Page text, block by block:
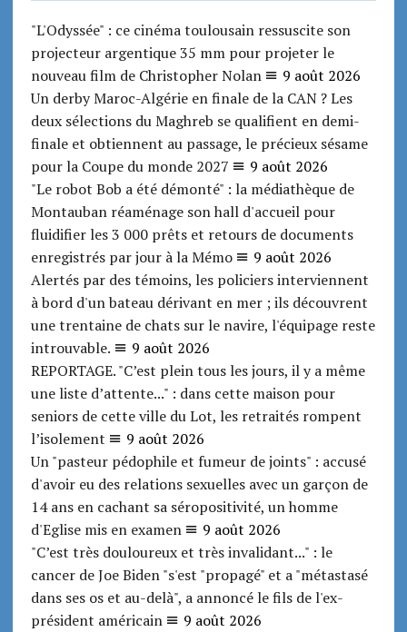
"L'Odyssée" : ce cinéma toulousain ressuscite son
projecteur argentique 35 mm pour projeter le
nouveau film de Christopher Nolan
9 août 2026
Un derby Maroc-Algérie en finale de la CAN ? Les
deux sélections du Maghreb se qualifient en demi-
finale et obtiennent au passage, le précieux sésame
pour la Coupe du monde 2027
9 août 2026
"Le robot Bob a été démonté" : la médiathèque de
Montauban réaménage son hall d'accueil pour
fluidifier les 3 000 prêts et retours de documents
enregistrés par jour à la Mémo
9 août 2026
Alertés par des témoins, les policiers interviennent
à bord d'un bateau dérivant en mer ; ils découvrent
une trentaine de chats sur le navire, l'équipage reste
introuvable.
9 août 2026
REPORTAGE. "C’est plein tous les jours, il y a même
une liste d’attente..." : dans cette maison pour
seniors de cette ville du Lot, les retraités rompent
l’isolement
9 août 2026
Un "pasteur pédophile et fumeur de joints" : accusé
d'avoir eu des relations sexuelles avec un garçon de
14 ans en cachant sa séropositivité, un homme
d'Eglise mis en examen
9 août 2026
"C’est très douloureux et très invalidant..." : le
cancer de Joe Biden "s'est "propagé" et a "métastasé
dans ses os et au-delà", a annoncé le fils de l'ex-
président américain
9 août 2026